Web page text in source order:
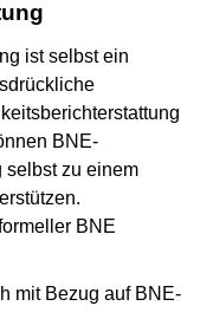
ist selbst ein
BNE-
selbst zu einem
BNE
mit Bezug auf BNE-